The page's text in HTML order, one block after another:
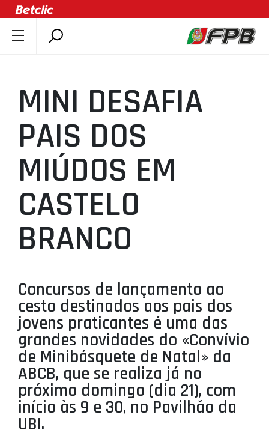
ÚLTIMAS
COMPETIÇÕES
ASSOCIAÇÕES
CLUBES
AGENTES
AGENDA
SELEÇÕES
MINIBASQUETE
PROJETOS
LIGA BETCLIC MASCULINA
LIGA BETCLIC FEMININA
MINI DESAFIA
PAIS DOS
MIÚDOS EM
CASTELO
BRANCO
Concursos de lançamento ao
cesto destinados aos pais dos
jovens praticantes é uma das
grandes novidades do «Convívio
de Minibásquete de Natal» da
ABCB, que se realiza já no
próximo domingo (dia 21), com
início às 9 e 30, no Pavilhão da
UBI.